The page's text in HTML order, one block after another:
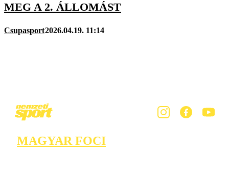
MEG A 2. ÁLLOMÁST
Csupasport2026.04.19. 11:14
MAGYAR FOCI